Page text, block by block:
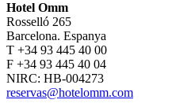
Hotel Omm
Rosselló 265
Barcelona. Espanya
T +34 93 445 40 00
F +34 93 445 40 04
NIRC: HB-004273
reservas@hotelomm.com